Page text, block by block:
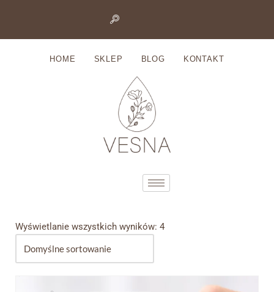
HOME SKLEP BLOG KONTAKT
Wyświetlanie wszystkich wyników: 4